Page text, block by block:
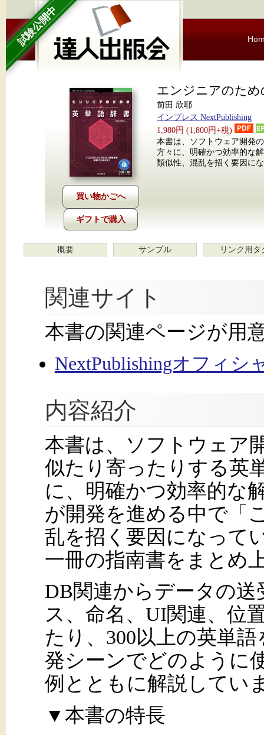
試験公開中
ギフトで購入
エンジニアのため
前田 欣耶
インプレス NextPublishing
1,980円 (1,800円+税)
本書は、ソフトウェア開発
方々に、明確かつ効率的な
類似性、混乱を招く要因に
概要 サンプル リンク用タ
関連サイト
本書の関連ページが用
NextPublishingオフィシ
内容紹介
本書は、ソフトウェア
似たり寄ったりする英
に、明確かつ効率的な
が開発を進める中で「
乱を招く要因になって
一冊の指南書をまとめ
DB関連からデータの
ス、命名、UI関連、位
たり、300以上の英単
発シーンでどのように
例とともに解説してい
▼本書の特長